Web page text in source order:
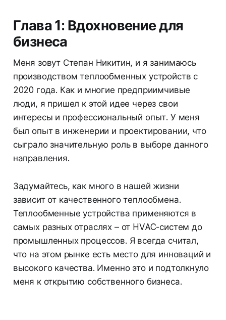
Глава 1: Вдохновение для
бизнеса
Меня зовут Степан Никитин, и я занимаюсь
производством теплообменных устройств с
2020 года. Как и многие предприимчивые
люди, я пришел к этой идее через свои
интересы и профессиональный опыт. У меня
был опыт в инженерии и проектировании, что
сыграло значительную роль в выборе данного
направления.
Задумайтесь, как много в нашей жизни
зависит от качественного теплообмена.
Теплообменные устройства применяются в
самых разных отраслях – от HVAC-систем до
промышленных процессов. Я всегда считал,
что на этом рынке есть место для инноваций и
высокого качества. Именно это и подтолкнуло
меня к открытию собственного бизнеса.